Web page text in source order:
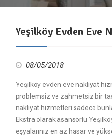
Yeşilköy Evden Eve
08/05/2018
Yeşilköy evden eve nakliyat
problemsiz ve zahmetsiz bir
nakliyat hizmetleri sadece
Ekstra olarak asansörlü
eşyalarınız en az hasar ve